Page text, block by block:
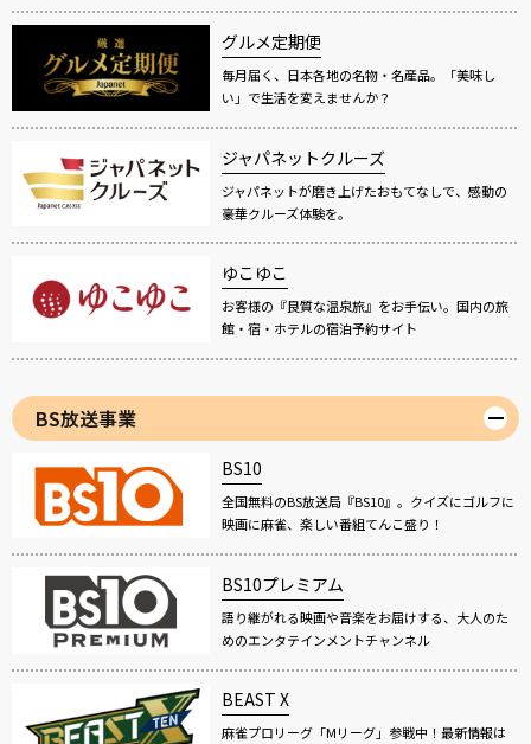
グルメ定期便
毎月届く、日本各地の名物・名産品。「美味し
い」で生活を変えませんか？
ジャパネットクルーズ
ジャパネットが磨き上げたおもてなしで、感動の
豪華クルーズ体験を。
ゆこゆこ
お客様の『良質な温泉旅』をお手伝い。国内の旅
館・宿・ホテルの宿泊予約サイト
BS放送事業
BS10
全国無料のBS放送局『BS10』。クイズにゴルフに
映画に麻雀、楽しい番組てんこ盛り！
BS10プレミアム
語り継がれる映画や音楽をお届けする、大人のた
めのエンタテインメントチャンネル
BEAST X
麻雀プロリーグ「Mリーグ」参戦中！最新情報は